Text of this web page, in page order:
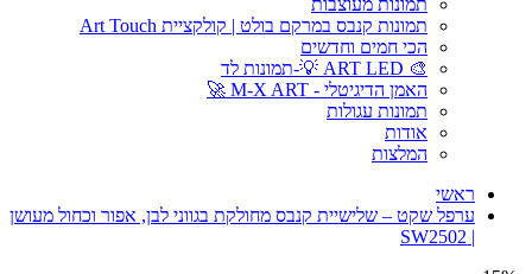
תמונות קנבס במרקם בולט | קולקציית Art Touch
הכי חמים וחדשים
🎨 ART LED 💡-תמונות לד
האמן הדיגיטלי - M-X ART 🚀
תמונות עגולות
אודות
המלצות
ראשי
ערפל שקט – שלישיית קנבס מחולקת בגווני לבן, אפור וכחול מעושן
| SW2502